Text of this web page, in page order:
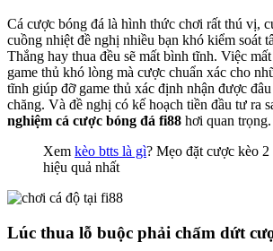
Cá cược bóng đá là hình thức chơi rất thú vị,
cuồng nhiệt đề nghị nhiều bạn khó kiểm soát
Thắng hay thua đều sẽ mất bình tĩnh. Việc
game thủ khó lòng mà cược chuẩn xác cho
tĩnh giúp đỡ game thủ xác định nhận được
chăng. Và đề nghị có kế hoạch tiền đầu tư ra
nghiệm cá cược bóng đá fi88 hơi quan trọng.
Xem kèo btts là gì? Mẹo đặt cược kèo
hiệu quả nhất
Lúc thua lỗ buộc phải chấm dứt